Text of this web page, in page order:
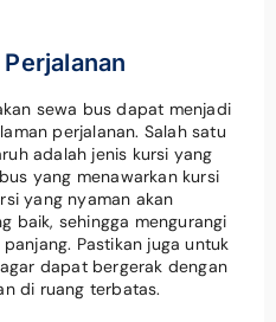
sewa bus dapat menjadi
perjalanan. Salah satu
adalah jenis kursi yang
yang menawarkan kursi
yang nyaman akan
baik, sehingga mengurangi
Pastikan juga untuk
dapat bergerak dengan
di ruang terbatas.